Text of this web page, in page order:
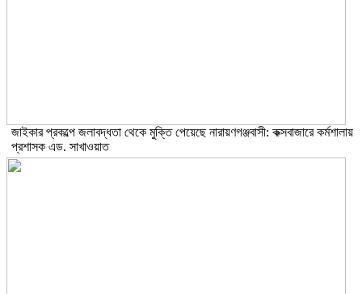
জাইকার প্রকল্পে জলাবদ্ধতা থেকে মুক্তি পেয়েছে নারায়ণগঞ্জবাসী: কক্সবাজারে কর্মশালায়
প্রশাসক এড. সাখাওয়াত